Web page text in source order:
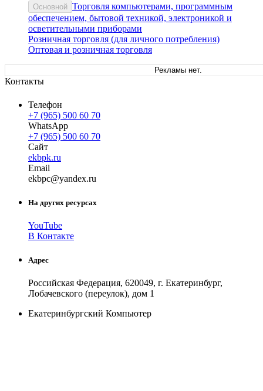
Основной Торговля компьютерами, программным
обеспечением, бытовой техникой, электроникой и
осветительными приборами
Розничная торговля (для личного потребления)
Оптовая и розничная торговля
Рекламы нет.
Контакты
Телефон
+7 (965) 500 60 70
WhatsApp
+7 (965) 500 60 70
Сайт
ekbpk.ru
Email
ekbpc@yandex.ru
На других ресурсах
YouTube
В Контакте
Адрес
Российская Федерация, 620049, г. Екатеринбург,
Лобачевского (переулок), дом 1
Екатеринбургский Компьютер